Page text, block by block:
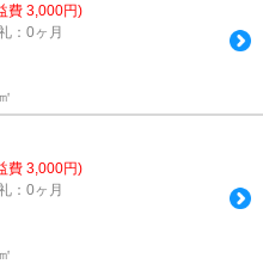
費 3,000円)
：0ヶ月
費 3,000円)
：0ヶ月